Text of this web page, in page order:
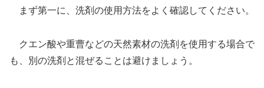
まず第一に、洗剤の使用方法をよく確認してください。
クエン酸や重曹などの天然素材の洗剤を使用する場合で
も、別の洗剤と混ぜることは避けましょう。